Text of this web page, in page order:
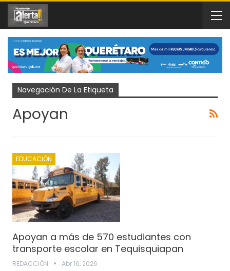
Navegación De La Etiqueta
Apoyan
EDUCACIÓN
Apoyan a más de 570 estudiantes con
transporte escolar en Tequisquiapan
REDACCIÓN Abr 16, 2026